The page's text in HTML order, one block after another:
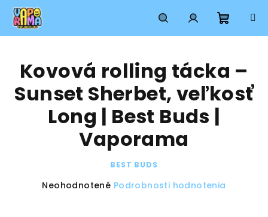
Prejsť
obsah
HľadaťPrihlásenie
košík
Kovová rolling tácka –
Sunset Sherbet, veľkosť
Long | Best Buds |
Vaporama
BEST BUDS
Priemerné
Neohodnotené Podrobnosti hodnotenia